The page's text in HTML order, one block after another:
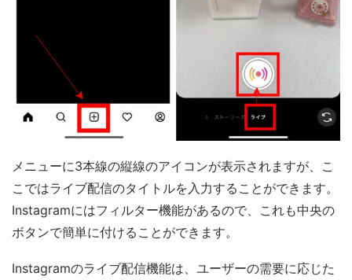
メニューに3本線の縦線のアイコンが表示されますが、こ
こではライブ配信のタイトルを入力することができます。
Instagramにはフィルター機能があるので、これも中央の
ボタンで簡単に付けることができます。
Instagramのライブ配信機能は、ユーザーの需要に応じた